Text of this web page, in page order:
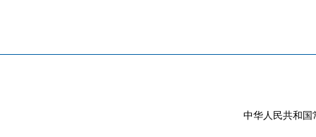
中华人民共和国